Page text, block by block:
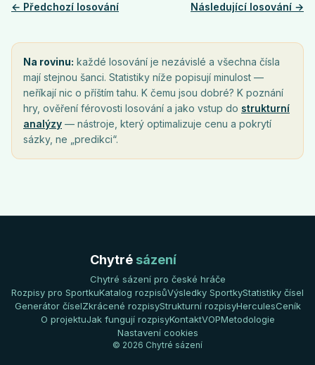
← Předchozí losování Následující losování →
Na rovinu: každé losování je nezávislé a všechna čísla
mají stejnou šanci. Statistiky níže popisují minulost —
neříkají nic o příštím tahu. K čemu jsou dobré? K poznání
hry, ověření férovosti losování a jako vstup do strukturní
analýzy — nástroje, který optimalizuje cenu a pokrytí
sázky, ne „predikci“.
Chytré sázení
Chytré sázení pro české hráče
Rozpisy pro SportkuKatalog rozpisůVýsledky SportkyStatistiky čísel
Generátor číselZkrácené rozpisyStrukturní rozpisyHerculesCeník
O projektuJak fungují rozpisyKontaktVOPMetodologie
Nastavení cookies
© 2026 Chytré sázení